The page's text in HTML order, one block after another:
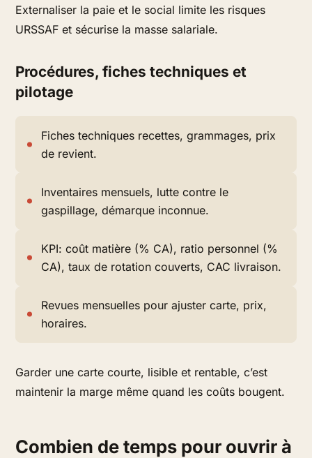
Externaliser la paie et le social limite les risques
URSSAF et sécurise la masse salariale.
Procédures, fiches techniques et
pilotage
Fiches techniques recettes, grammages, prix
de revient.
Inventaires mensuels, lutte contre le
gaspillage, démarque inconnue.
KPI: coût matière (% CA), ratio personnel (%
CA), taux de rotation couverts, CAC livraison.
Revues mensuelles pour ajuster carte, prix,
horaires.
Garder une carte courte, lisible et rentable, c’est
maintenir la marge même quand les coûts bougent.
Combien de temps pour ouvrir à